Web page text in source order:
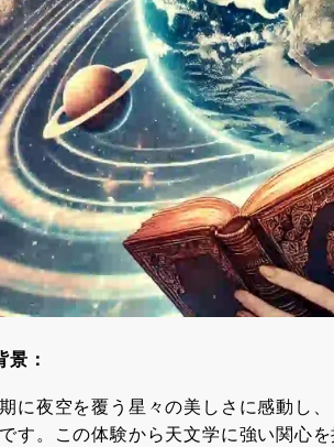
景：
に夜空を覆う星々の美しさに感動し
す。この体験から天文学に強い関心